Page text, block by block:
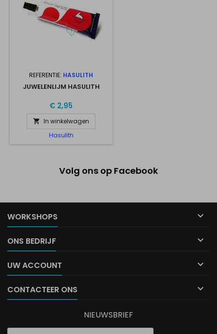
REFERENTIE: HASULITH
JUWELENLIJM HASULITH
€ 2,95
 In winkelwagen
Hasulith
Volg ons op Facebook
WORKSHOPS 
ONS BEDRIJF 
UW ACCOUNT 
CONTACTEER ONS 
NIEUWSBRIEF